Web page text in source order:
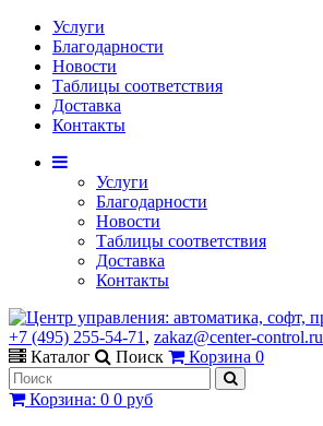
Услуги
Благодарности
Новости
Таблицы соответствия
Доставка
Контакты
Услуги
Благодарности
Новости
Таблицы соответствия
Доставка
Контакты
+7 (495) 255-54-71 , zakaz@center-control.ru
Каталог
Поиск Корзина 0
Корзина: 0 0 руб